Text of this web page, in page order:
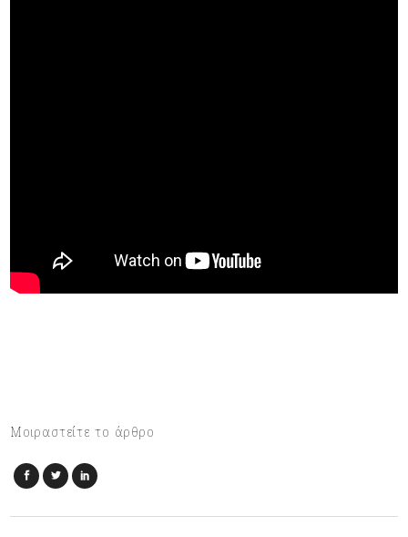
Μοιραστείτε το άρθρο